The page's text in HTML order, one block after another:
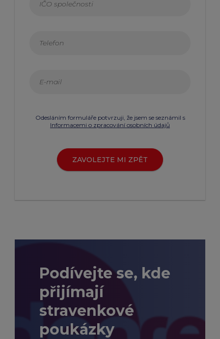
Odesláním formuláře potvrzuji, že jsem se seznámil s
Informacemi o zpracování osobních údajů
ZAVOLEJTE MI ZPĚT
Podívejte se, kde
přijímají
stravenkové
poukázky